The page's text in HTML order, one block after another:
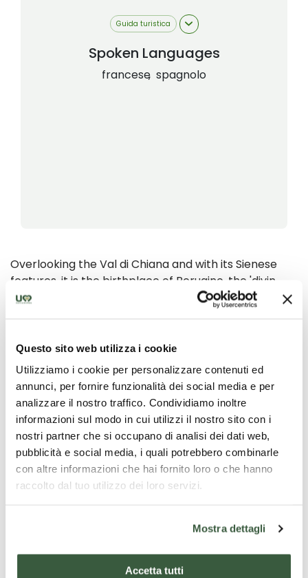
Questo sito web utilizza i cookie
Utilizziamo i cookie per personalizzare contenuti ed
annunci, per fornire funzionalità dei social media e per
analizzare il nostro traffico. Condividiamo inoltre
informazioni sul modo in cui utilizzi il nostro sito con i
nostri partner che si occupano di analisi dei dati web,
pubblicità e social media, i quali potrebbero combinarle
con altre informazioni che hai fornito loro o che hanno
raccolto dal tuo utilizzo dei loro servizi.
Mostra dettagli
Accetta tutti
Guida turistica
Spoken Languages
francese spagnolo
Overlooking the Val di Chiana and with its Sienese
features, it is the birthplace of Perugino, the 'divin
painter' of the Renaissance. The guided tour leads to
the discovery of his most famous masterpieces: the
and the 'Adoration of the Magi' in the Oratorio dei
Bianchi. You will also visit the Duomo, the Renaissance
Palazzo della Corgna with its mannerist frescoes, the
14th-century Rocca and the evocative 'Lament of
the Angels' by the Sienese school. The itinerary ends
on a note of curiosity: the famous and narrow
Baciadonne alley, a romantic symbol of the city.
What is included
transport, meals, entrance fees